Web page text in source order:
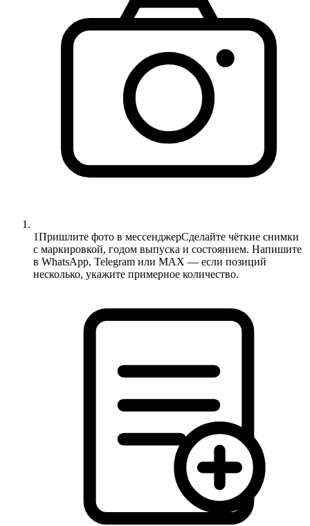
1Пришлите фото в мессенджерСделайте чёткие снимки
с маркировкой, годом выпуска и состоянием. Напишите
в WhatsApp, Telegram или MAX — если позиций
несколько, укажите примерное количество.